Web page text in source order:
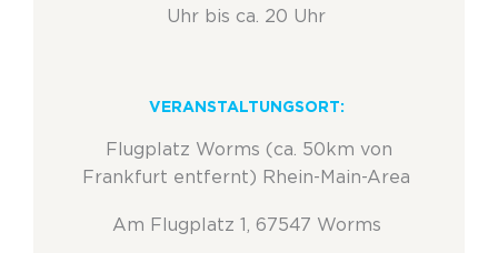
Uhr bis ca. 20 Uhr
VERANSTALTUNGSORT:
Flugplatz Worms (ca. 50km von
Frankfurt entfernt) Rhein-Main-Area
Am Flugplatz 1, 67547 Worms